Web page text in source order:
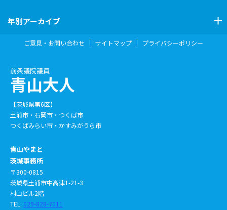
年別アーカイブ
前衆議院議員
青山大人
【茨城県第6区】
土浦市・石岡市・つくば市
つくばみらい市・かすみがうら市
青山やまと
茨城事務所
〒300-0815
茨城県土浦市中高津1-21-3
村山ビル2階
TEL: 029-828-7011
ご意見・お問い合わせ サイトマップ プライバシーポリシー